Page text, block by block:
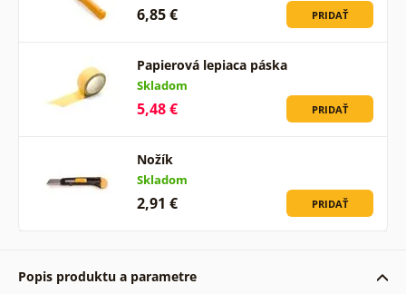
6,85 € PRIDAŤ
Papierová lepiaca páska
Skladom
5,48 € PRIDAŤ
Nožík
Skladom
2,91 € PRIDAŤ
Popis produktu a parametre